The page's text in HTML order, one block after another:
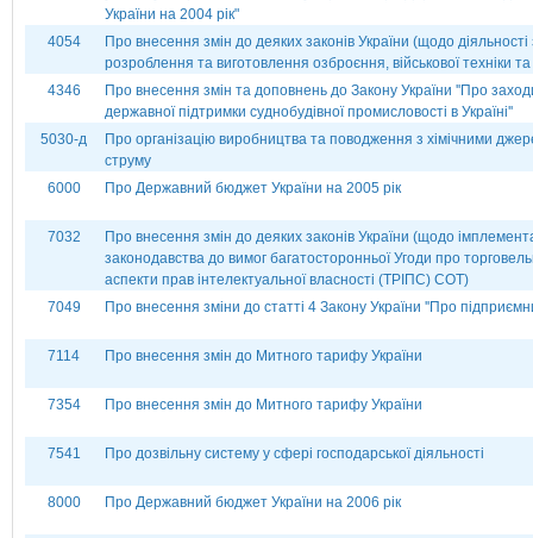
України на 2004 рік"
4054
Про внесення змін до деяких законів України (щодо діяльності
розроблення та виготовлення озброєння, військової техніки
4346
Про внесення змін та доповнень до Закону України ''Про
державної підтримки суднобудівної промисловості в Україні''
5030-д
Про організацію виробництва та поводження з хімічними
струму
6000
Про Державний бюджет України на 2005 рік
7032
Про внесення змін до деяких законів України (щодо
законодавства до вимог багатосторонньої Угоди про
аспекти прав інтелектуальної власності (ТРІПС) СОТ)
7049
Про внесення зміни до статті 4 Закону України ''Про
7114 Про внесення змін до Митного тарифу України
7354 Про внесення змін до Митного тарифу України
7541 Про дозвільну систему у сфері господарської діяльності
8000 Про Державний бюджет України на 2006 рік